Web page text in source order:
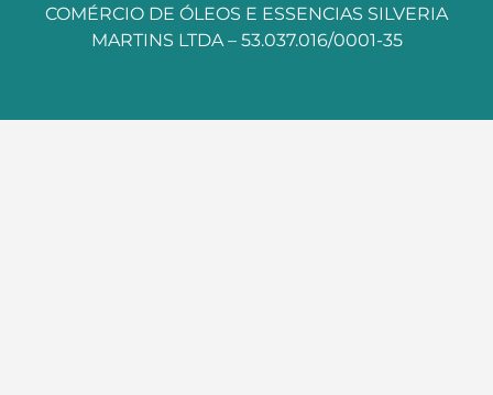
COMÉRCIO DE ÓLEOS E ESSENCIAS SILVERIA
MARTINS LTDA – 53.037.016/0001-35